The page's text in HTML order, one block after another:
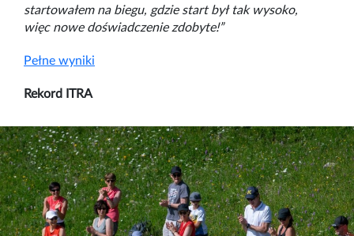
startowałem na biegu, gdzie start był tak wysoko,
więc nowe doświadczenie zdobyte!”
Pełne wyniki
Rekord ITRA